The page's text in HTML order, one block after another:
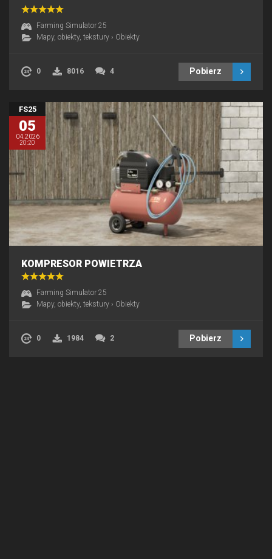
Farming Simulator 25
Mapy, obiekty, tekstury › Obiekty
0 8016 4 Pobierz
FS25
05
04.2026
20:20
KOMPRESOR POWIETRZA
Farming Simulator 25
Mapy, obiekty, tekstury › Obiekty
0 1984 2 Pobierz